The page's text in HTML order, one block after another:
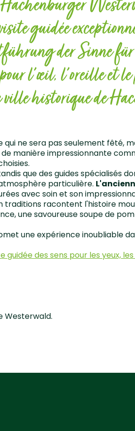
guidée
der Sinne
l'œil, l'oreille et
ville historique de
qui ne sera pas seulement fêté,
manière impressionnante
que des guides spécialisés
particulière.
avec soin et son
traditions racontent l'histoire
une savoureuse soupe de
une expérience inoubliable
guidée des sens pour les yeux,
Westerwald.